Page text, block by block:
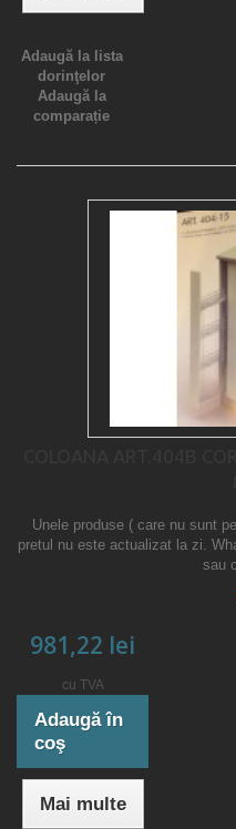
Adaugă la lista
dorinţelor
Adaugă la
comparație
Unele produse ( care nu sunt
pretul nu este actualizat la zi.
sau
981,22 lei
cu TVA
Adaugă în
coş
Mai multe